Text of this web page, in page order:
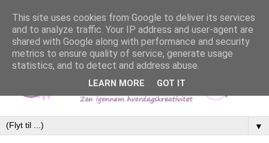
▼
This site uses cookies from Google to deliver its services
and to analyze traffic. Your IP address and user-agent are
shared with Google along with performance and security
metrics to ensure quality of service, generate usage
statistics, and to detect and address abuse.
LEARN MORE GOT IT